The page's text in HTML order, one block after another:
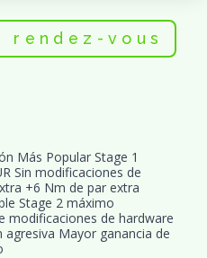
rendez-vous
Más Popular Stage 1
Sin modificaciones de
+6 Nm de par extra
Stage 2 máximo
modificaciones de hardware
Mayor ganancia de